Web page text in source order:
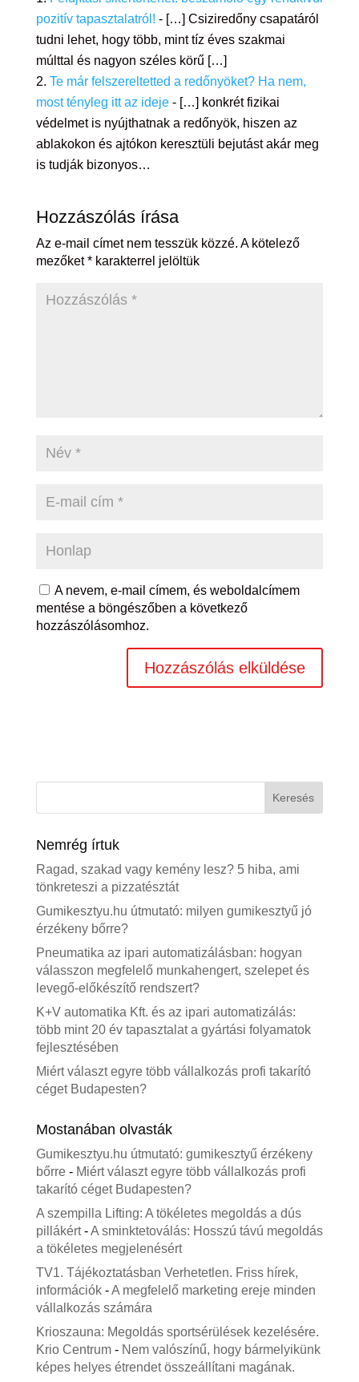
pozitív tapasztalatról! - […] Csiziredőny csapatáról
tudni lehet, hogy több, mint tíz éves szakmai
múlttal és nagyon széles körű […]
Te már felszereltetted a redőnyöket? Ha nem,
most tényleg itt az ideje- […] konkrét fizikai
védelmet is nyújthatnak a redőnyök, hiszen az
ablakokon és ajtókon keresztüli bejutást akár meg
is tudják bizonyos…
Hozzászólás írása
Az e-mail címet nem tesszük közzé. A kötelező
mezőket*karakterrel jelöltük
A nevem, e-mail címem, és weboldalcímem
mentése a böngészőben a következő
hozzászólásomhoz.
Nemrég írtuk
Ragad, szakad vagy kemény lesz? 5 hiba, ami
tönkreteszi a pizzatésztát
Gumikesztyu.hu útmutató: milyen gumikesztyű jó
érzékeny bőrre?
Pneumatika az ipari automatizálásban: hogyan
válasszon megfelelő munkahengert, szelepet és
levegő-előkészítő rendszert?
K+V automatika Kft. és az ipari automatizálás:
több mint 20 év tapasztalat a gyártási folyamatok
fejlesztésében
Miért választ egyre több vállalkozás profi takarító
céget Budapesten?
Mostanában olvasták
Gumikesztyu.hu útmutató: gumikesztyű érzékeny
bőrre- Miért választ egyre több vállalkozás profi
takarító céget Budapesten?
A szempilla Lifting: A tökéletes megoldás a dús
pillákért-A sminktetoválás: Hosszú távú megoldás
a tökéletes megjelenésért
TV1. Tájékoztatásban Verhetetlen. Friss hírek,
információk-A megfelelő marketing ereje minden
vállalkozás számára
Krioszauna: Megoldás sportsérülések kezelésére.
Krio Centrum- Nem valószínű, hogy bármelyikünk
képes helyes étrendet összeállítani magának.